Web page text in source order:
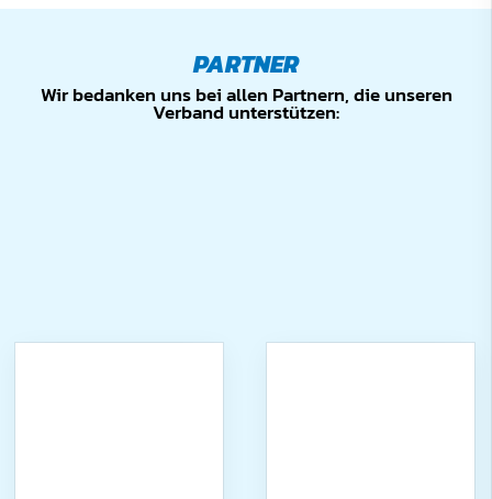
PARTNER
Wir bedanken uns bei allen Partnern, die unseren
Verband unterstützen: